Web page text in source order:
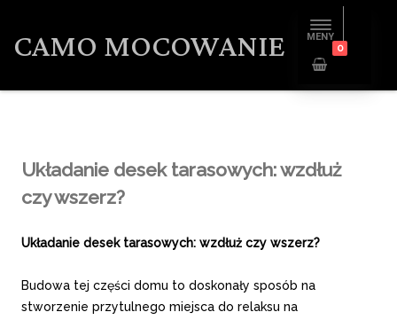
CAMO MOCOWANIE
MENY
0
Układanie desek tarasowych: wzdłuż
czy wszerz?
Układanie desek tarasowych: wzdłuż czy wszerz?
Budowa tej części domu to doskonały sposób na
stworzenie przytulnego miejsca do relaksu na